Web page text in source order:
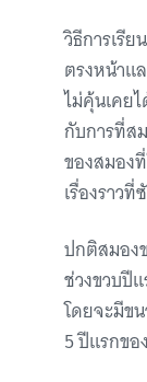
วิธีการเรี
ตรงหน้าแ
ไม่คุ้นเคย
กับการที่ส
ของสมอง
เรื่องราว
ปกติสมอง
ช่วงขวบปี
โดยจะมีข
5 ปีแรกขอ